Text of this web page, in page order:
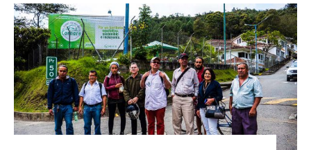
la
CJL
la
Invitación
de
PRAMING
S.A.S
para
el
diálogo
sobre